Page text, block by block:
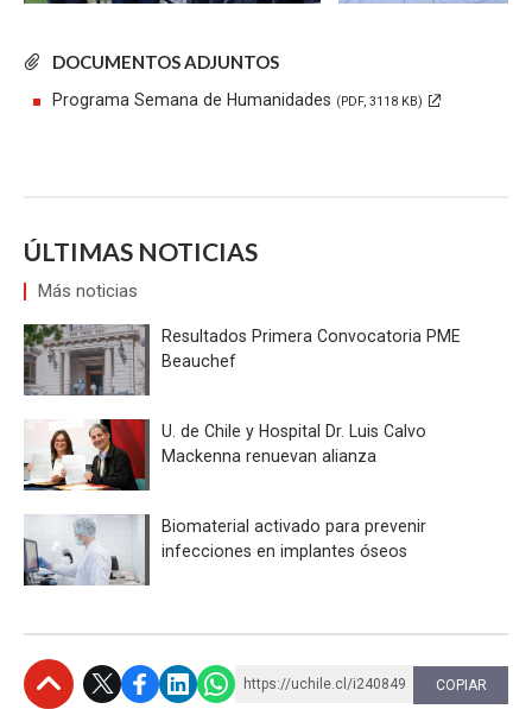
DOCUMENTOS ADJUNTOS
Programa Semana de Humanidades (PDF, 3118 KB)
ÚLTIMAS NOTICIAS
Más noticias
Resultados Primera Convocatoria PME
Beauchef
U. de Chile y Hospital Dr. Luis Calvo
Mackenna renuevan alianza
Biomaterial activado para prevenir
infecciones en implantes óseos
https://uchile.cl/i240849 COPIAR